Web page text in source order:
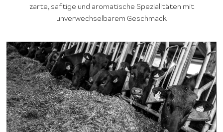
zarte, saftige und aromatische Spezialitäten mit
unverwechselbarem Geschmack.